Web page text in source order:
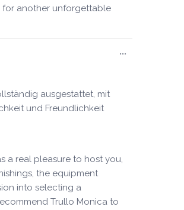
for another unforgettable
ausgestattet, mit
und Freundlichkeit
a real pleasure to host you,
the equipment
into selecting a
Trullo Monica to
...